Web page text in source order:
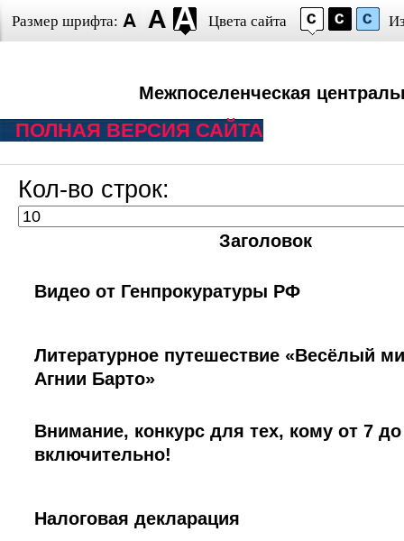
Размер шрифта: Цвета сайта
Межпоселенческая
ПОЛНАЯ ВЕРСИЯ САЙТА
Кол-во строк:
Заголовок
Видео от Генпрокуратуры РФ
Литературное путешествие «Весёлый
Агнии Барто»
Внимание, конкурс для тех, кому от 7 до
включительно!
Налоговая декларация